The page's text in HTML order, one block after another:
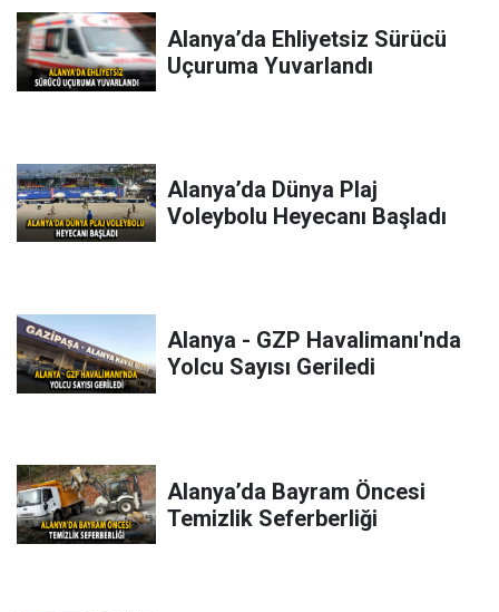
Alanya’da Ehliyetsiz Sürücü
Uçuruma Yuvarlandı
Alanya’da Dünya Plaj
Voleybolu Heyecanı Başladı
Alanya - GZP Havalimanı'nda
Yolcu Sayısı Geriledi
Alanya’da Bayram Öncesi
Temizlik Seferberliği